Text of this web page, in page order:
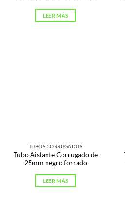
LEER MÁS
TUBOS CORRUGADOS
Tubo Aislante Corrugado de
25mm negro forrado
LEER MÁS